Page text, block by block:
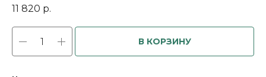
11 820 р.
В КОРЗИНУ